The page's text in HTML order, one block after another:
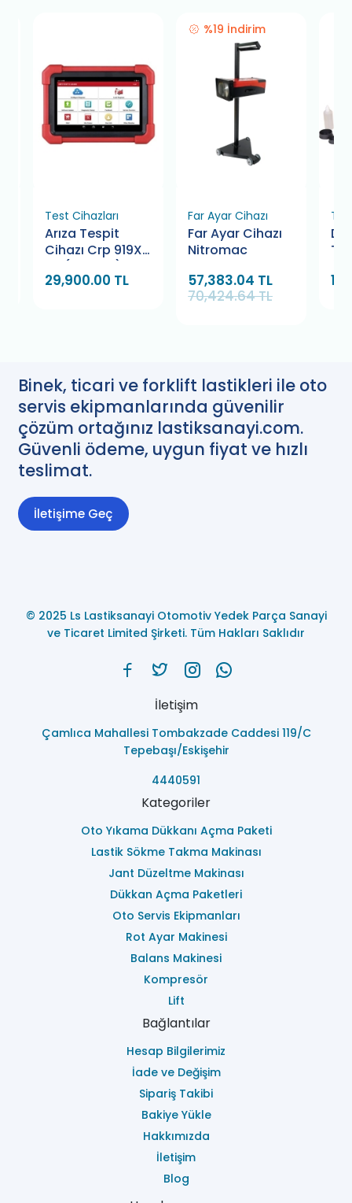
Test Cihazları
Arıza Tespit
Cihazı Crp 919X
BT (Launch)
29,900.00 TL
%19 İndirim
Far Ayar Cihazı
Far Ayar Cihazı
Nitromac
57,383.04 TL
70,424.64 TL
Binek, ticari ve forklift lastikleri ile oto
servis ekipmanlarında güvenilir
çözüm ortağınız lastiksanayi.com.
Güvenli ödeme, uygun fiyat ve hızlı
teslimat.
İletişime Geç
© 2025 Ls Lastiksanayi Otomotiv Yedek Parça Sanayi
ve Ticaret Limited Şirketi. Tüm Hakları Saklıdır
İletişim
Çamlıca Mahallesi Tombakzade Caddesi 119/C
Tepebaşı/Eskişehir
4440591
Kategoriler
Oto Yıkama Dükkanı Açma Paketi
Lastik Sökme Takma Makinası
Jant Düzeltme Makinası
Dükkan Açma Paketleri
Oto Servis Ekipmanları
Rot Ayar Makinesi
Balans Makinesi
Kompresör
Lift
Bağlantılar
Hesap Bilgilerimiz
İade ve Değişim
Sipariş Takibi
Bakiye Yükle
Hakkımızda
İletişim
Blog